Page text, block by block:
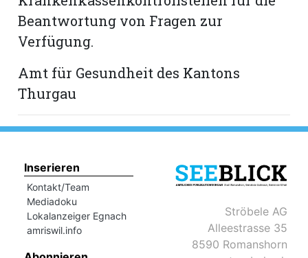
Beantwortung von Fragen zur
Verfügung.
Amt für Gesundheit des Kantons
Thurgau
Inserieren
Kontakt/Team
Mediadoku
Lokalanzeiger Egnach
amriswil.info
Ströbele AG
Alleestrasse 35
8590 Romanshorn